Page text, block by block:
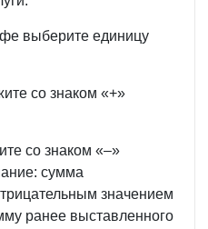
выберите единицу
со знаком «+»
со знаком «–»
сумма
значением
ранее выставленного